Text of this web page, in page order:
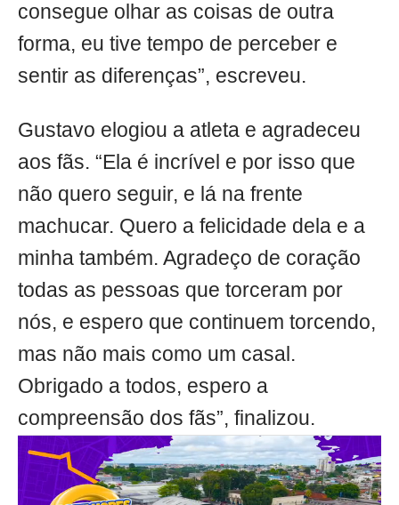
consegue olhar as coisas de outra
forma, eu tive tempo de perceber e
sentir as diferenças”, escreveu.
Gustavo elogiou a atleta e agradeceu
aos fãs. “Ela é incrível e por isso que
não quero seguir, e lá na frente
machucar. Quero a felicidade dela e a
minha também. Agradeço de coração
todas as pessoas que torceram por
nós, e espero que continuem torcendo,
mas não mais como um casal.
Obrigado a todos, espero a
compreensão dos fãs”, finalizou.